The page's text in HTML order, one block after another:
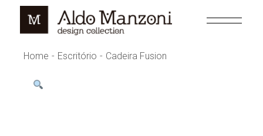
content
Home Escritório Cadeira Fusion